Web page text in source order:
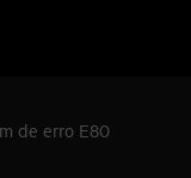
de erro E80